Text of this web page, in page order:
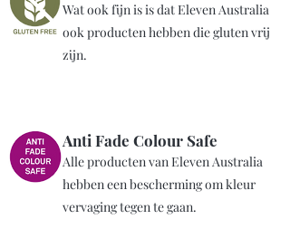
Wat ook fijn is is dat Eleven Australia
ook producten hebben die gluten vrij
zijn.
Anti Fade Colour Safe
Alle producten van Eleven Australia
hebben een bescherming om kleur
vervaging tegen te gaan.